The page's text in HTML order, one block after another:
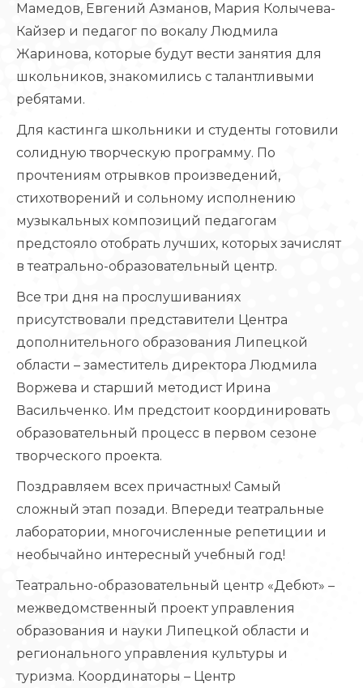
Мамедов, Евгений Азманов, Мария Колычева-
Кайзер и педагог по вокалу Людмила
Жаринова, которые будут вести занятия для
школьников, знакомились с талантливыми
ребятами.
Для кастинга школьники и студенты готовили
солидную творческую программу. По
прочтениям отрывков произведений,
стихотворений и сольному исполнению
музыкальных композиций педагогам
предстояло отобрать лучших, которых зачислят
в театрально-образовательный центр.
Все три дня на прослушиваниях
присутствовали представители Центра
дополнительного образования Липецкой
области – заместитель директора Людмила
Воржева и старший методист Ирина
Васильченко. Им предстоит координировать
образовательный процесс в первом сезоне
творческого проекта.
Поздравляем всех причастных! Самый
сложный этап позади. Впереди театральные
лаборатории, многочисленные репетиции и
необычайно интересный учебный год!
Театрально-образовательный центр «Дебют» –
межведомственный проект управления
образования и науки Липецкой области и
регионального управления культуры и
туризма. Координаторы – Центр